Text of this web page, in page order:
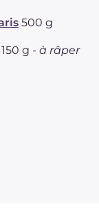
500 g
150 g - à râper